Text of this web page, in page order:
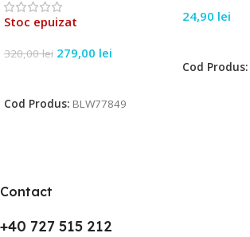
Stoc epuizat
320,00lei 279,00 lei
Cod Produs: BLW77849
24,90 lei
Cod Produs:
Contact
+40 727 515 212